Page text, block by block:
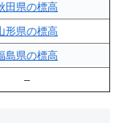
田県の標高
形県の標高
島県の標高
–